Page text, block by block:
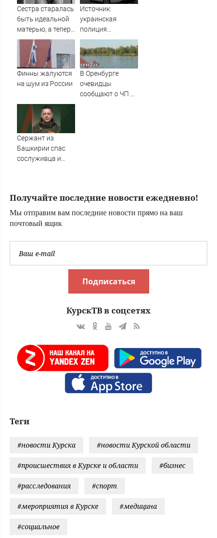
Сестра старалась
быть идеальной
матерью, а теперь
рыдает, потому
что у дочери к ней
куча претензий
Источник:
украинская
полиция
призвала
жителей
Запорожья
покинуть город
Финны жалуются
на шум из России
В Оренбурге
очевидцы
сообщают о ЧП на
Сержант из
Башкирии спас
сослуживца и
Получайте последние новости ежедневно!
Мы отправим вам последние новости прямо на ваш
почтовый ящик
Подписаться
КурскТВ в соцсетях
Теги
#новости Курска #новости Курской области
#происшествия в Курске и области #бизнес
#расследования #спорт
#мероприятия в Курске #медицина
#социальное